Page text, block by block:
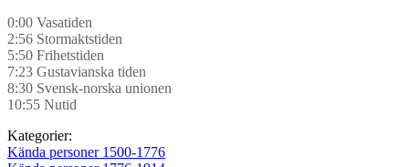
0:00 Vasatiden
2:56 Stormaktstiden
5:50 Frihetstiden
7:23 Gustavianska tiden
8:30 Svensk-norska unionen
10:55 Nutid
Kategorier:
Kända personer 1500-1776